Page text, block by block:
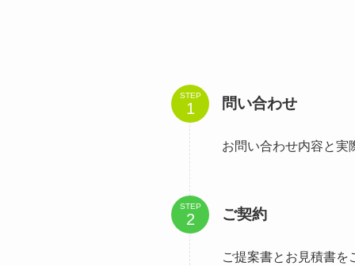
STEP 問い合わせ
お問い合わせ内容と実
STEP ご契約
ご提案書とお見積書を